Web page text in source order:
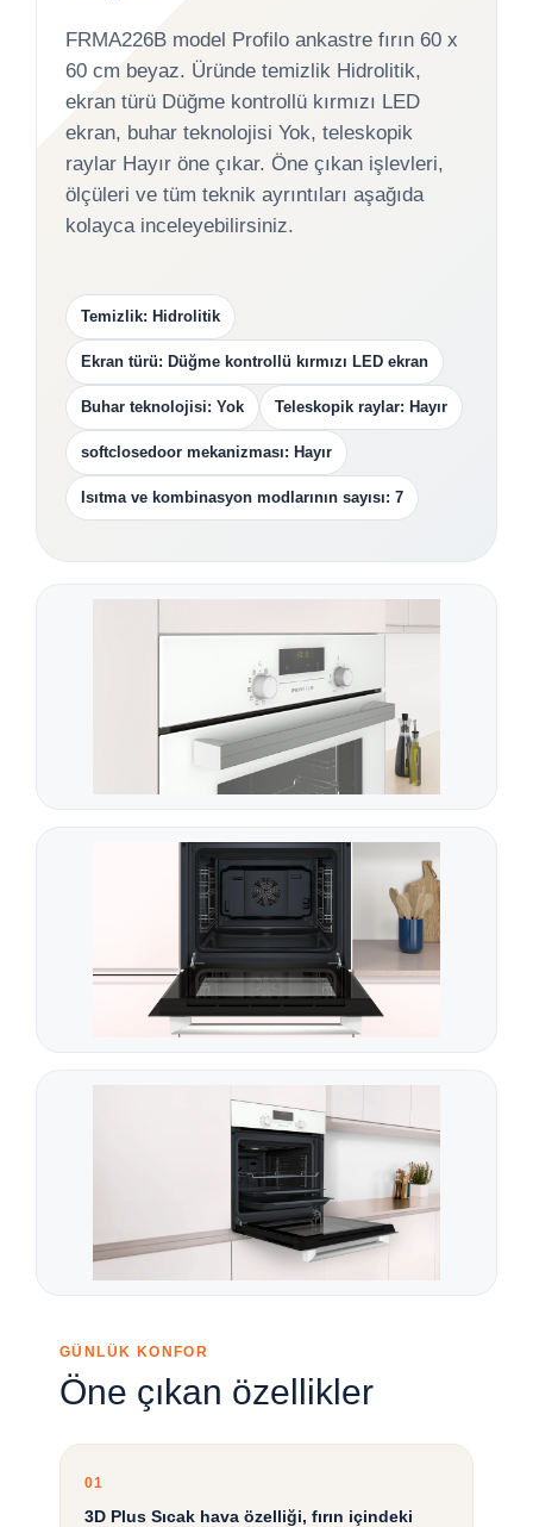
FRMA226B model Profilo ankastre fırın 60 x
60 cm beyaz. Üründe temizlik Hidrolitik,
ekran türü Düğme kontrollü kırmızı LED
ekran, buhar teknolojisi Yok, teleskopik
raylar Hayır öne çıkar. Öne çıkan işlevleri,
ölçüleri ve tüm teknik ayrıntıları aşağıda
kolayca inceleyebilirsiniz.
Temizlik: Hidrolitik
Ekran türü: Düğme kontrollü kırmızı LED ekran
Buhar teknolojisi: Yok Teleskopik raylar: Hayır
softclosedoor mekanizması: Hayır
Isıtma ve kombinasyon modlarının sayısı: 7
GÜNLÜK KONFOR
Öne çıkan özellikler
01
3D Plus Sıcak hava özelliği, fırın içindeki